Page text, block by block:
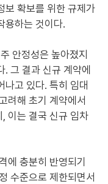
보 확보를 위한 규제가
용하는 것이다.
안정성은 높아졌지
그 결과 신규 계약에
나고 있다. 특히 임대
려해 초기 계약에서
이는 결국 신규 임차
에 충분히 반영되기
수준으로 제한되면서